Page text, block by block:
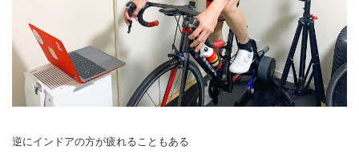
逆にインドアの方が疲れることもある